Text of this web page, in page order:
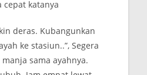
katanya
deras. Kubangunkan
ke stasiun..”, Segera
sama ayahnya.